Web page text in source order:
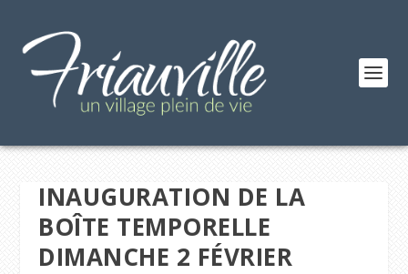
INAUGURATION DE LA
BOÎTE TEMPORELLE
DIMANCHE 2 FÉVRIER